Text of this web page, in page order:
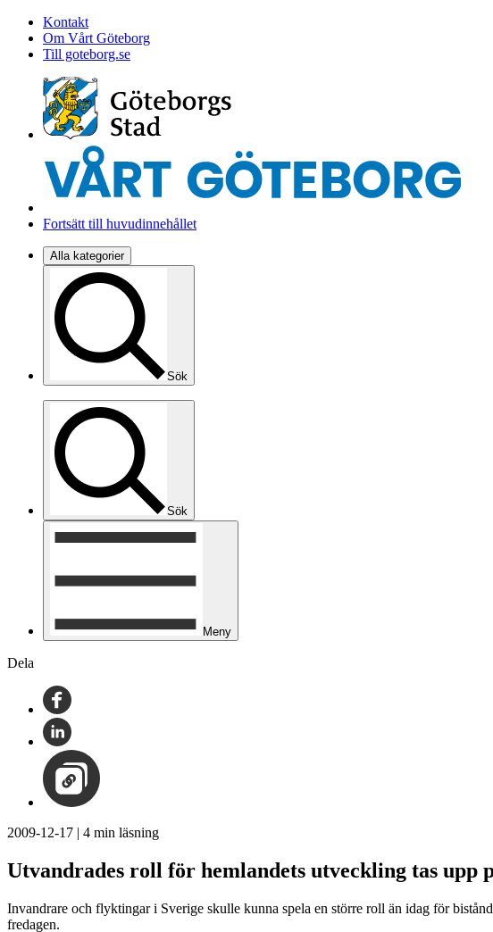
Kontakt
Om Vårt Göteborg
Till goteborg.se
Fortsätt till huvudinnehållet
Alla kategorier
Sök
Sök
Meny
Dela
2009-12-17 | 4 min läsning
Utvandrades roll för hemlandets utveckling tas upp
Invandrare och flyktingar i Sverige skulle kunna spela en större roll än idag för
fredagen.